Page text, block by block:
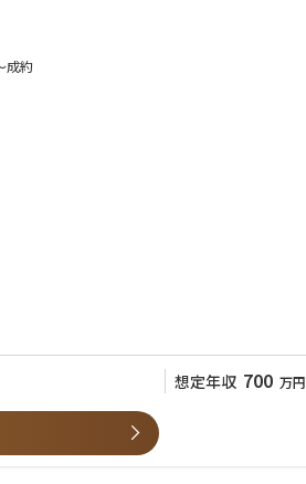
成約
想定年収 700 万円